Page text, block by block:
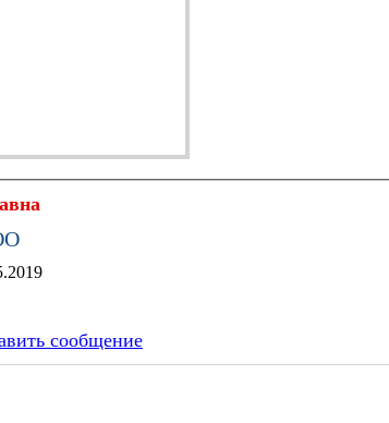
с 11.05.2019
сообщение